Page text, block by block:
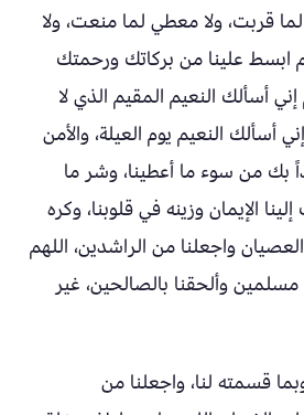
قربت، ولا معطي لما منعت، ولا
ابسط علينا من بركاتك ورحمتك
أسألك النعيم المقيم الذي لا
أسألك النعيم يوم العيلة، والأمن
بك من سوء ما أعطينا، وشر ما
الإيمان وزينه في قلوبنا، وكره
واجعلنا من الراشدين، اللهم
وألحقنا بالصالحين، غير
قسمته لنا، واجعلنا من